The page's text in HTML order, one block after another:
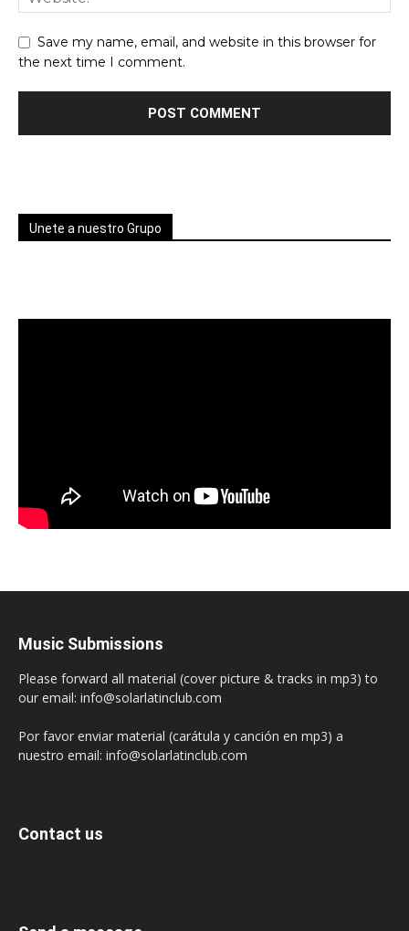
Save my name, email, and website in this browser for
the next time I comment.
Unete a nuestro Grupo
Music Submissions
Please forward all material (cover picture & tracks in mp3) to
our email: info@solarlatinclub.com
Por favor enviar material (carátula y canción en mp3) a
nuestro email: info@solarlatinclub.com
Contact us